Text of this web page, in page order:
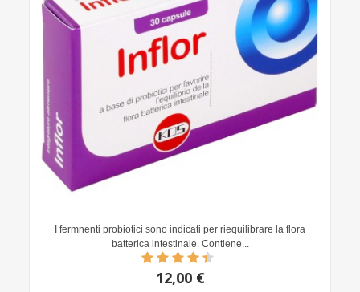
I fermnenti probiotici sono indicati per riequilibrare la flora
batterica intestinale. Contiene...
12,00 €